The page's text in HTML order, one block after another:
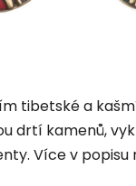
tibetské a
drtí kamenů,
Více v popisu